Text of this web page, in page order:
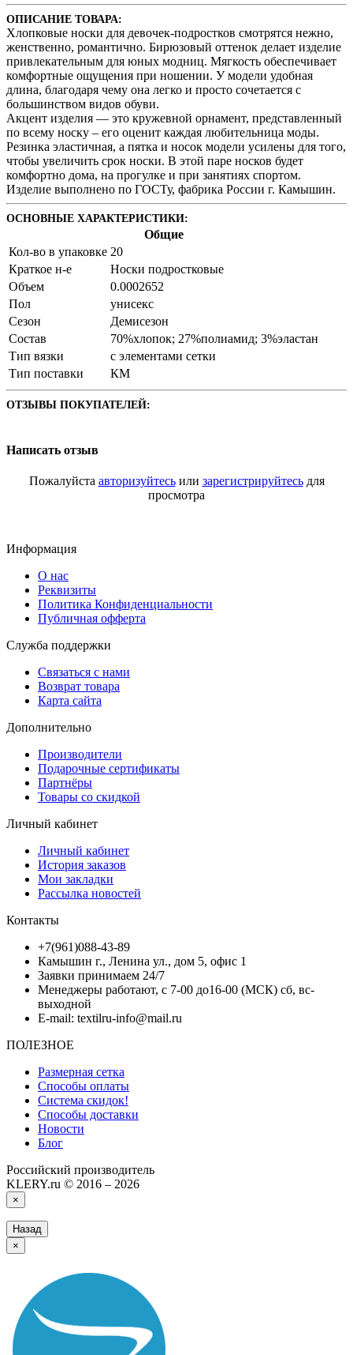
ОПИСАНИЕ ТОВАРА:
Хлопковые носки для девочек-подростков смотрятся нежно,
женственно, романтично. Бирюзовый оттенок делает изделие
привлекательным для юных модниц. Мягкость обеспечивает
комфортные ощущения при ношении. У модели удобная
длина, благодаря чему она легко и просто сочетается с
большинством видов обуви.
Акцент изделия — это кружевной орнамент, представленный
по всему носку – его оценит каждая любительница моды.
Резинка эластичная, а пятка и носок модели усилены для того,
чтобы увеличить срок носки. В этой паре носков будет
комфортно дома, на прогулке и при занятиях спортом.
Изделие выполнено по ГОСТу, фабрика России г. Камышин.
ОСНОВНЫЕ ХАРАКТЕРИСТИКИ:
Общие
Кол-во в упаковке 20
Краткое н-е
Носки подростковые
Объем
0.0002652
Пол
унисекс
Сезон
Демисезон
Состав
70%хлопок; 27%полиамид; 3%эластан
Тип вязки
с элементами сетки
Тип поставки
КМ
ОТЗЫВЫ ПОКУПАТЕЛЕЙ:
Написать отзыв
Пожалуйста авторизуйтесьили зарегистрируйтесьдля
просмотра
Информация
О нас
Реквизиты
Политика Конфиденциальности
Публичная офферта
Служба поддержки
Связаться с нами
Возврат товара
Карта сайта
Дополнительно
Производители
Подарочные сертификаты
Партнёры
Товары со скидкой
Личный кабинет
Личный кабинет
История заказов
Мои закладки
Рассылка новостей
Контакты
+7(961)088-43-89
Камышин г., Ленина ул., дом 5, офис 1
Заявки принимаем 24/7
Менеджеры работают, с 7-00 до16-00 (МСК) сб, вс-
выходной
E-mail: textilru-info@mail.ru
ПОЛЕЗНОЕ
Размерная сетка
Способы оплаты
Система скидок!
Способы доставки
Новости
Блог
Российский производитель
KLERY.ru © 2016 – 2026
×
Назад
×